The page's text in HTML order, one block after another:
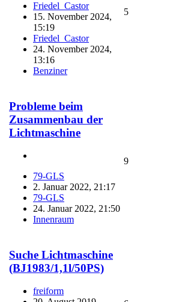
Friedel_Castor
15. November 2024,
15:19
Friedel_Castor
24. November 2024,
13:16
Benziner
5
Probleme beim
Zusammenbau der
Lichtmaschine
79-GLS
2. Januar 2022, 21:17
79-GLS
24. Januar 2022, 21:50
Innenraum
9
Suche Lichtmaschine
(BJ1983/1,1l/50PS)
freiform